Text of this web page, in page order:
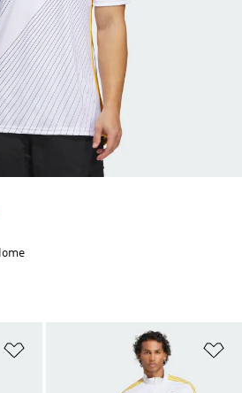
Dodaj do listy życzeń